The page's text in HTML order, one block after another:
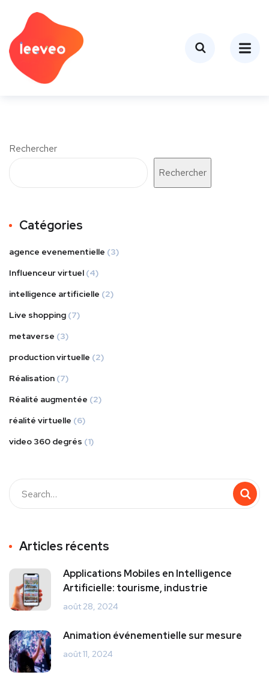
Rechercher
Rechercher
Catégories
agence evenementielle (3)
Influenceur virtuel (4)
intelligence artificielle (2)
Live shopping (7)
metaverse (3)
production virtuelle (2)
Réalisation (7)
Réalité augmentée (2)
réalité virtuelle (6)
video 360 degrés (1)
Articles récents
Applications Mobiles en Intelligence
Artificielle: tourisme, industrie
août 28, 2024
Animation événementielle sur mesure
août 11, 2024